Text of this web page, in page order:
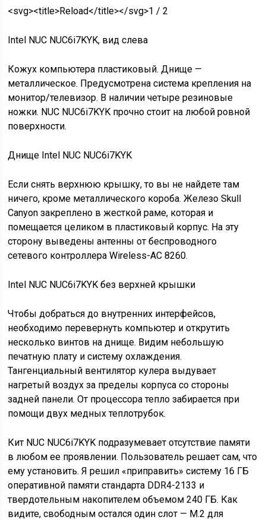
<svg><title>Reload</title></svg>1 / 2
Intel NUC NUC6i7KYK, вид слева
Кожух компьютера пластиковый. Днище —
металлическое. Предусмотрена система крепления на
монитор/телевизор. В наличии четыре резиновые
ножки. NUC NUC6i7KYK прочно стоит на любой ровной
поверхности.
Днище Intel NUC NUC6i7KYK
Если снять верхнюю крышку, то вы не найдете там
ничего, кроме металлического короба. Железо Skull
Canyon закреплено в жесткой раме, которая и
помещается целиком в пластиковый корпус. На эту
сторону выведены антенны от беспроводного
сетевого контроллера Wireless-AC 8260.
Intel NUC NUC6i7KYK без верхней крышки
Чтобы добраться до внутренних интерфейсов,
необходимо перевернуть компьютер и открутить
несколько винтов на днище. Видим небольшую
печатную плату и систему охлаждения.
Тангенциальный вентилятор кулера выдувает
нагретый воздух за пределы корпуса со стороны
задней панели. От процессора тепло забирается при
помощи двух медных теплотрубок.
Кит NUC NUC6i7KYK подразумевает отсутствие памяти
в любом ее проявлении. Пользователь решает сам, что
ему установить. Я решил «приправить» систему 16 ГБ
оперативной памяти стандарта DDR4-2133 и
твердотельным накопителем объемом 240 ГБ. Как
видите, свободным остался один слот — M.2 для